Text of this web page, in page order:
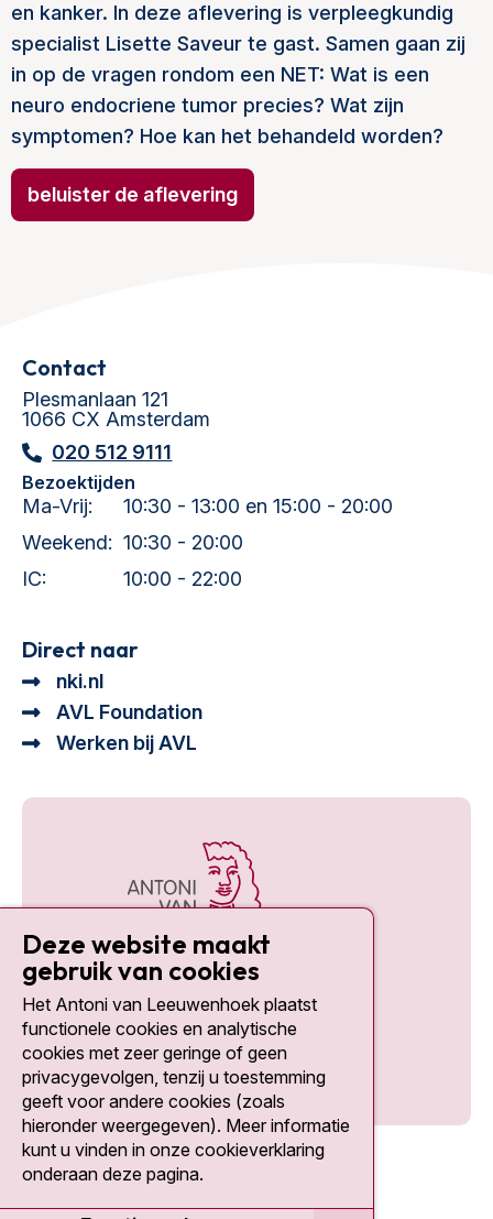
en kanker. In deze aflevering is verpleegkundig
specialist Lisette Saveur te gast. Samen gaan zij
in op de vragen rondom een NET: Wat is een
neuro endocriene tumor precies? Wat zijn
symptomen? Hoe kan het behandeld worden?
beluister de aflevering
Contact
Plesmanlaan 121
1066 CX Amsterdam
020 512 9111
Bezoektijden
Ma-Vrij:
10:30 - 13:00 en 15:00 - 20:00
Weekend: 10:30 - 20:00
IC:
10:00 - 22:00
Direct naar
nki.nl
AVL Foundation
Werken bij AVL
Social media
Deze website maakt
gebruik van cookies
Het Antoni van Leeuwenhoek plaatst
functionele cookies en analytische
cookies met zeer geringe of geen
privacygevolgen, tenzij u toestemming
geeft voor andere cookies (zoals
hieronder weergegeven). Meer informatie
kunt u vinden in onze cookieverklaring
onderaan deze pagina.